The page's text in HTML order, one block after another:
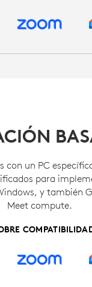
un PC
para
y también
Meet compute.